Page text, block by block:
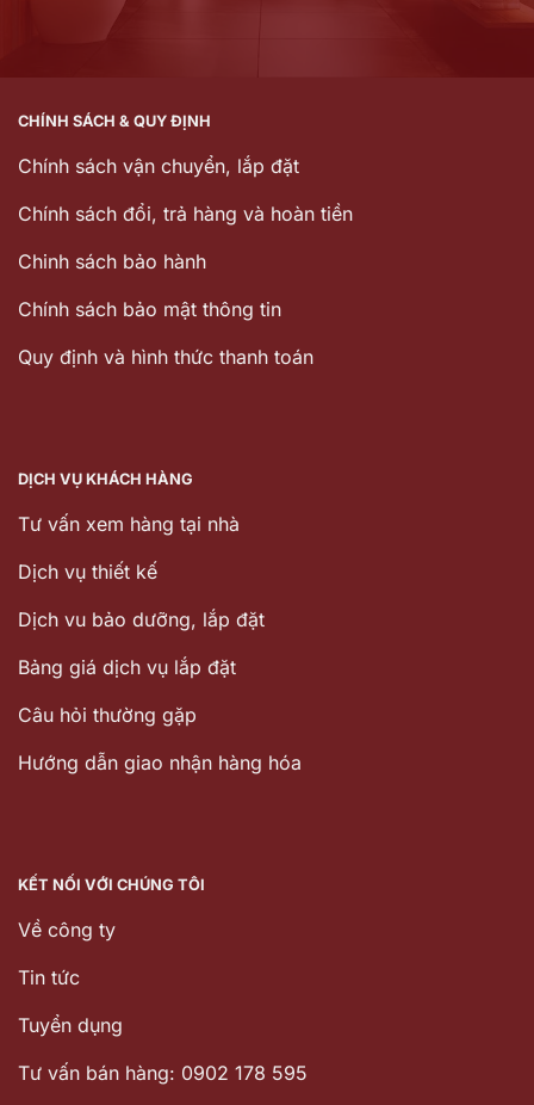
CHÍNH SÁCH & QUY ĐỊNH
Chính sách vận chuyển, lắp đặt
Chính sách đổi, trả hàng và hoàn tiền
Chinh sách bảo hành
Chính sách bảo mật thông tin
Quy định và hình thức thanh toán
DỊCH VỤ KHÁCH HÀNG
Tư vấn xem hàng tại nhà
Dịch vụ thiết kế
Dịch vu bảo dưỡng, lắp đặt
Bảng giá dịch vụ lắp đặt
Câu hỏi thường gặp
Hướng dẫn giao nhận hàng hóa
KẾT NỐI VỚI CHÚNG TÔI
Về công ty
Tin tức
Tuyển dụng
Tư vấn bán hàng: 0902 178 595